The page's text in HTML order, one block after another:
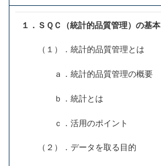
１．ＳＱＣ（統計的品質管理）の基本
（１）．統計的品質管理とは
ａ．統計的品質管理の概要
ｂ．統計とは
ｃ．活用のポイント
（２）．データを取る目的